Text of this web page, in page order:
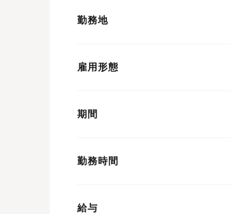
勤務地
雇用形態
期間
勤務時間
給与